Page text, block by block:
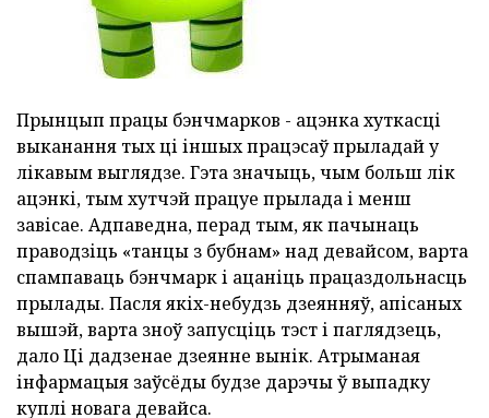
Прынцып працы бэнчмарков - ацэнка хуткасці
выканання тых ці іншых працэсаў прыладай у
лікавым выглядзе. Гэта значыць, чым больш лік
ацэнкі, тым хутчэй працуе прылада і менш
завісае. Адпаведна, перад тым, як пачынаць
праводзіць «танцы з бубнам» над девайсом, варта
спампаваць бэнчмарк і ацаніць працаздольнасць
прылады. Пасля якіх-небудзь дзеянняў, апісаных
вышэй, варта зноў запусціць тэст і паглядзець,
дало Ці дадзенае дзеянне вынік. Атрыманая
інфармацыя заўсёды будзе дарэчы ў выпадку
куплі новага девайса.